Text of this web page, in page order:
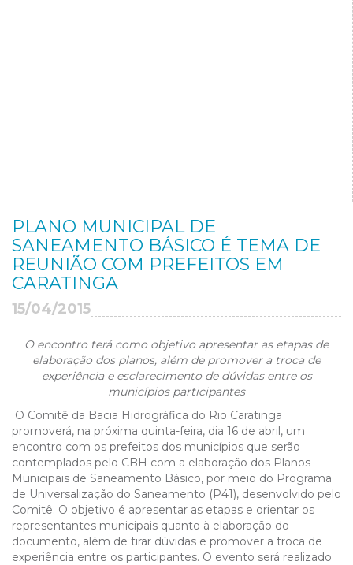
PLANO MUNICIPAL DE
SANEAMENTO BÁSICO É TEMA DE
REUNIÃO COM PREFEITOS EM
CARATINGA
15/04/2015
O encontro terá como objetivo apresentar as etapas de
elaboração dos planos, além de promover a troca de
experiência e esclarecimento de dúvidas entre os
municípios participantes
O Comitê da Bacia Hidrográfica do Rio Caratinga
promoverá, na próxima quinta-feira, dia 16 de abril, um
encontro com os prefeitos dos municípios que serão
contemplados pelo CBH com a elaboração dos Planos
Municipais de Saneamento Básico, por meio do Programa
de Universalização do Saneamento (P41), desenvolvido pelo
Comitê. O objetivo é apresentar as etapas e orientar os
representantes municipais quanto à elaboração do
documento, além de tirar dúvidas e promover a troca de
experiência entre os participantes. O evento será realizado